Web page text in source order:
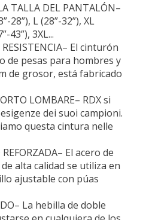
TALLA DEL PANTALÓN–
28”), L (28”-32”), XL
43”), 3XL...
El cinturón
de pesas para hombres y
de grosor, está fabricado
LOMBARE– RDX si
dei suoi campioni.
questa cintura nelle
El acero de
alta calidad se utiliza en
ajustable con púas
La hebilla de doble